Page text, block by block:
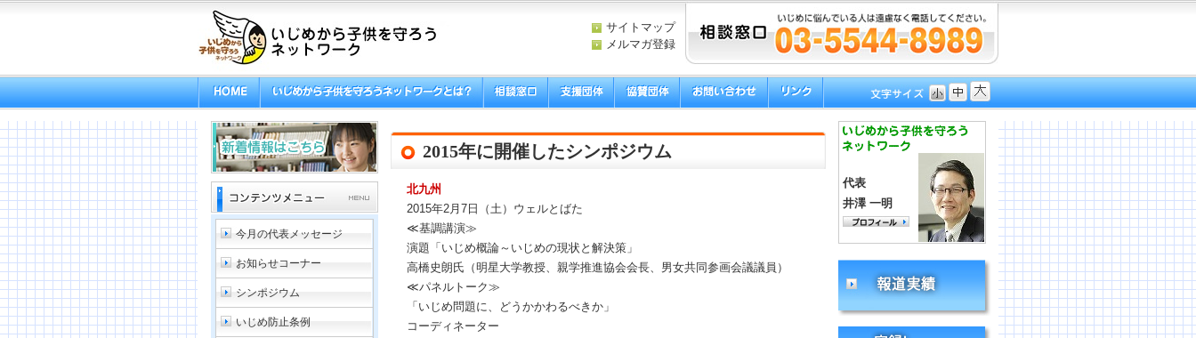
サイトマップ
メルマガ登録
今月の代表メッセージ
お知らせコーナー
シンポジウム
いじめ防止条例
2015年に開催したシンポジウム
北九州
2015年2月7日（土）ウェルとばた
≪基調講演≫
演題「いじめ概論～いじめの現状と解決策」
高橋史朗氏（明星大学教授、親学推進協会会長、男女共同参画会議議員）
≪パネルトーク≫
「いじめ問題に、どうかかわるべきか」
コーディネーター
代表
井澤 一明